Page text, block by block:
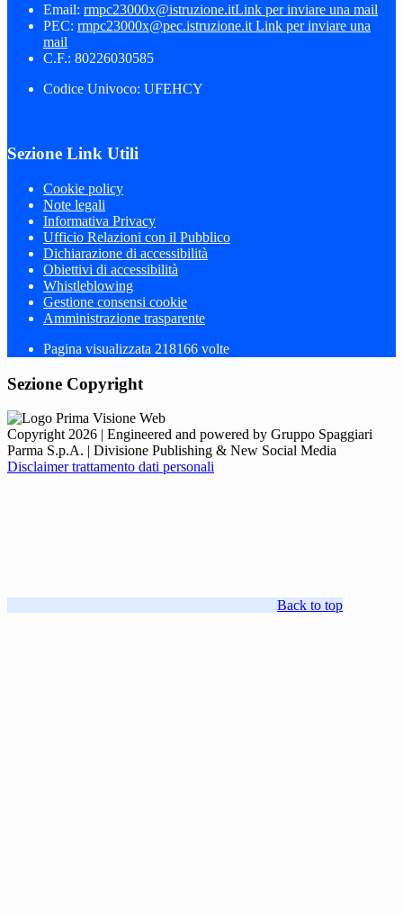
Email: rmpc23000x@istruzione.itLink per inviare una mail
PEC: rmpc23000x@pec.istruzione.it Link per inviare una
mail
C.F.: 80226030585
Codice Univoco: UFEHCY
Sezione Link Utili
Cookie policy
Note legali
Informativa Privacy
Ufficio Relazioni con il Pubblico
Dichiarazione di accessibilità
Obiettivi di accessibilità
Whistleblowing
Gestione consensi cookie
Amministrazione trasparente
Pagina visualizzata 218166 volte
Sezione Copyright
Copyright 2026 | Engineered and powered by Gruppo Spaggiari
Parma S.p.A. | Divisione Publishing & New Social Media
Disclaimer trattamento dati personali
Back to top